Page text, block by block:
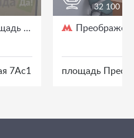
/ 3 мин. пешком
7Ас1
32 100 ₽/
площадь